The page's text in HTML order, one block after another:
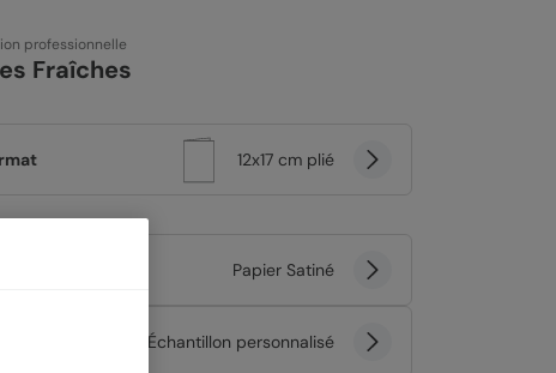
professionnelle
Fraîches
12x17 cm plié
Papier Satiné
Échantillon personnalisé